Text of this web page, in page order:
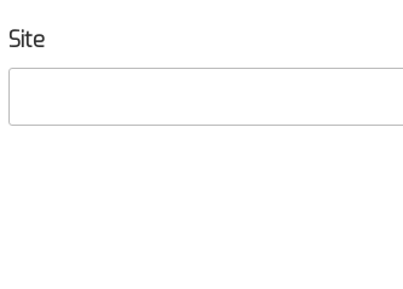
Site